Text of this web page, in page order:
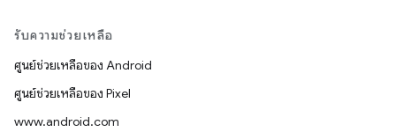
รับความช่วยเหลือ
ศูนย์ช่วยเหลือของ Android
ศูนย์ช่วยเหลือของ Pixel
www.android.com